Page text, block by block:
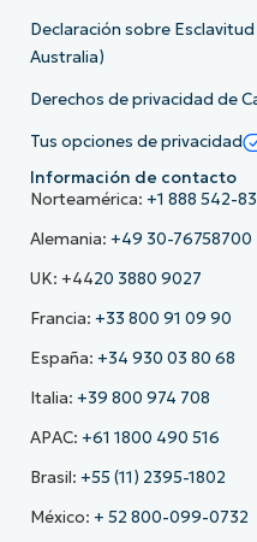
Declaración sobre
Australia)
Derechos de privacidad de
Tus opciones de privacidad
Información de contacto
Norteamérica: +1 888 542-
Alemania: +49 30-76758700
UK: +4420 3880 9027
Francia: +33 800 91 09 90
España: +34 930 03 80 68
Italia: +39 800 974 708
APAC: +61 1800 490 516
Brasil: +55 (11) 2395-1802
México: + 52 800-099-0732